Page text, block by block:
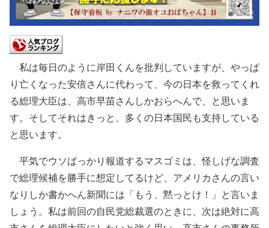
私は毎日のように岸田くんを批判していますが、やっぱ
り亡くなった安倍さんに代わって、今の日本を救ってくれ
る総理大臣は、高市早苗さんしかおらへんで、と思いま
す。そしてそれはきっと、多くの日本国民も支持している
と思います。
平気でウソばっかり報道するマスゴミは、怪しげな調査
で総理候補を勝手に想定してるけど、アメリカさんの言い
なりしか書かへん新聞には「もう、黙っとけ！」と言いま
しょう。私は前回の自民党総裁選のときに、次は絶対に高